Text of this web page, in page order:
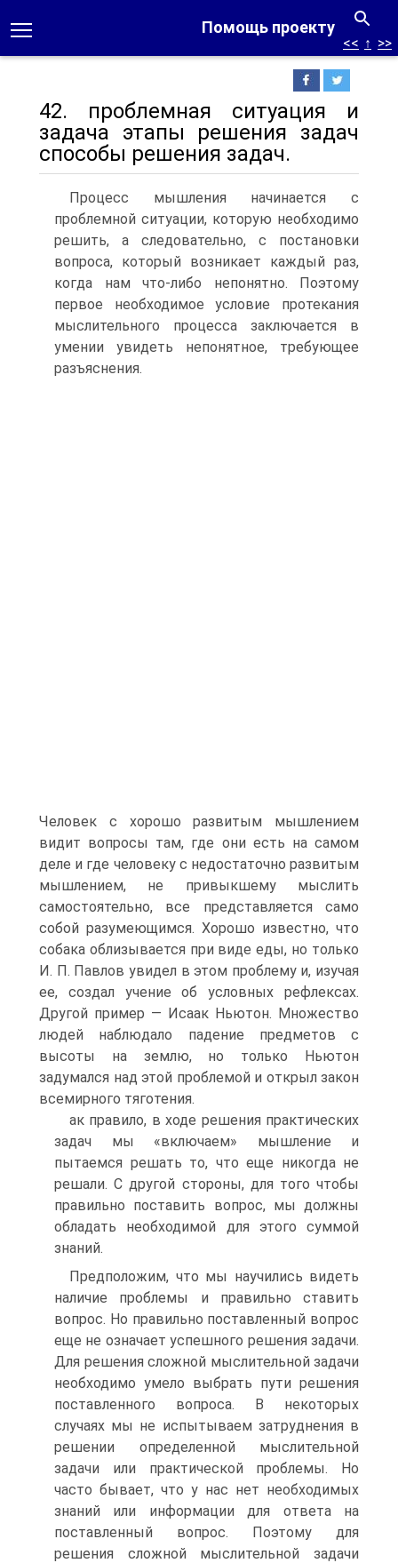
Помощь проекту
<< ↑ >>
42. проблемная ситуация и
задача этапы решения задач
способы решения задач.
Процесс мышления начинается с
проблемной ситуации, которую необходимо
решить, а следовательно, с постановки
вопроса, который возникает каждый раз,
когда нам что-либо непонятно. Поэтому
первое необходимое условие протекания
мыслительного процесса заключается в
умении увидеть непонятное, требующее
разъяснения.
Человек с хорошо развитым мышлением
видит вопросы там, где они есть на самом
деле и где человеку с недостаточно развитым
мышлением, не привыкшему мыслить
самостоятельно, все представляется само
собой разумеющимся. Хорошо известно, что
собака облизывается при виде еды, но только
И. П. Павлов увидел в этом проблему и, изучая
ее, создал учение об условных рефлексах.
Другой пример — Исаак Ньютон. Множество
людей наблюдало падение предметов с
высоты на землю, но только Ньютон
задумался над этой проблемой и открыл закон
всемирного тяготения.
ак правило, в ходе решения практических
задач мы «включаем» мышление и
пытаемся решать то, что еще никогда не
решали. С другой стороны, для того чтобы
правильно поставить вопрос, мы должны
обладать необходимой для этого суммой
знаний.
Предположим, что мы научились видеть
наличие проблемы и правильно ставить
вопрос. Но правильно поставленный вопрос
еще не означает успешного решения задачи.
Для решения сложной мыслительной задачи
необходимо умело выбрать пути решения
поставленного вопроса. В некоторых
случаях мы не испытываем затруднения в
решении определенной мыслительной
задачи или практической проблемы. Но
часто бывает, что у нас нет необходимых
знаний или информации для ответа на
поставленный вопрос. Поэтому для
решения сложной мыслительной задачи